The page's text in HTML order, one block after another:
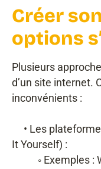
Créer
options
Plusieurs
d’un site internet.
inconvénients :
• Les
It Yourself) :
◦ Exemples :